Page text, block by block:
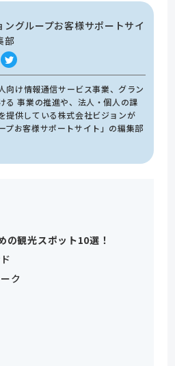
ングループお客様サポートサイ
部
向け情報通信サービス事業、グラン
る 事業の推進や、法人・個人の課
提供している株式会社ビジョンが
プお客様サポートサイト」の編集部
の観光スポット10選！
ク